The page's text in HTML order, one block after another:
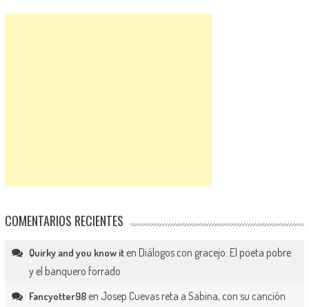
COMENTARIOS RECIENTES
Quirky and you know iten Diálogos con gracejo: El poeta pobre
y el banquero forrado
Fancyotter98en Josep Cuevas reta a Sabina, con su canción